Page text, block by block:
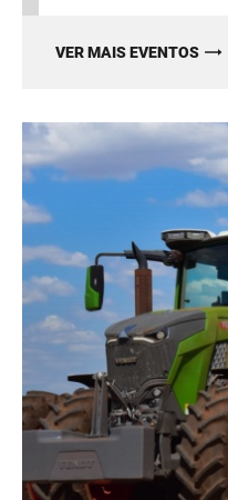
VER MAIS EVENTOS